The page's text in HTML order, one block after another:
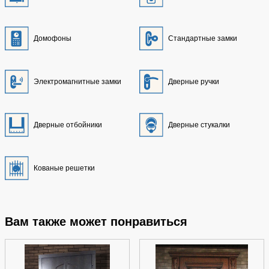
Домофоны Стандартные замки
Электромагнитные замки Дверные ручки
Дверные отбойники Дверные стукалки
Кованые решетки
Вам также может понравиться